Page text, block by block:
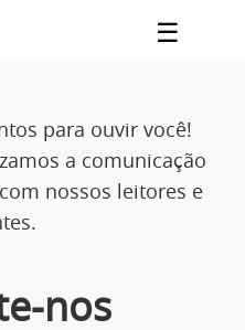
☰
para ouvir você!
a comunicação
nossos leitores e
nos